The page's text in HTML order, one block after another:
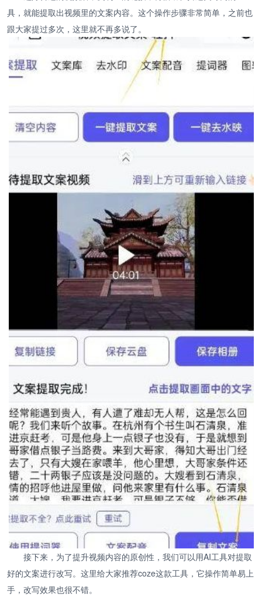
具，就能提取出视频里的文案内容。这个操作步骤非常简单，之前也
跟大家提过多次，这里就不再多说了。
接下来，为了提升视频内容的原创性，我们可以用AI工具对提取
好的文案进行改写。这里给大家推荐coze这款工具，它操作简单易上
手，改写效果也很不错。